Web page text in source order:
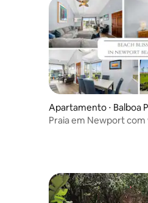
Apartamento ⋅ Balboa
ula Point
Praia em Newport